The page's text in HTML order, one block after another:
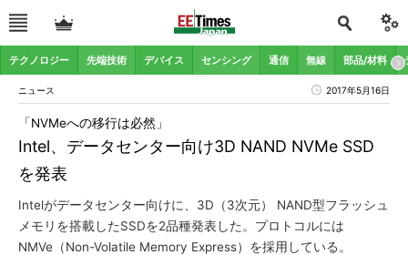
テクノロジー 先端技術 デバイス センシング 通信 無線 部品/材料
ニュース 2017年5月16日
Intel、データセンター向け3D NAND NVMe SSD
を発表
「NVMeへの移行は必然」
Intelがデータセンター向けに、3D（3次元） NAND型フラッシュ
メモリを搭載したSSDを2品種発表した。プロトコルには
NMVe（Non-Volatile Memory Express）を採用している。